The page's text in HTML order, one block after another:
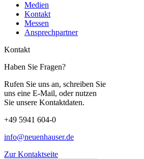
Medien
Kontakt
Messen
Ansprechpartner
Kontakt
Haben Sie Fragen?
Rufen Sie uns an, schreiben Sie
uns eine E-Mail, oder nutzen
Sie unsere Kontaktdaten.
+49 5941 604-0
info@neuenhauser.de
Zur Kontaktseite